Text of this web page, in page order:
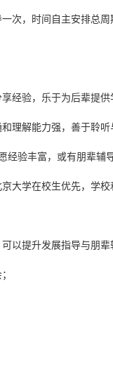
次，时间自主安排总
经验，乐于为后辈提
理解能力强，善于聆听
经验丰富，或有朋辈辅
大学在校生优先，学
以提升发展指导与朋